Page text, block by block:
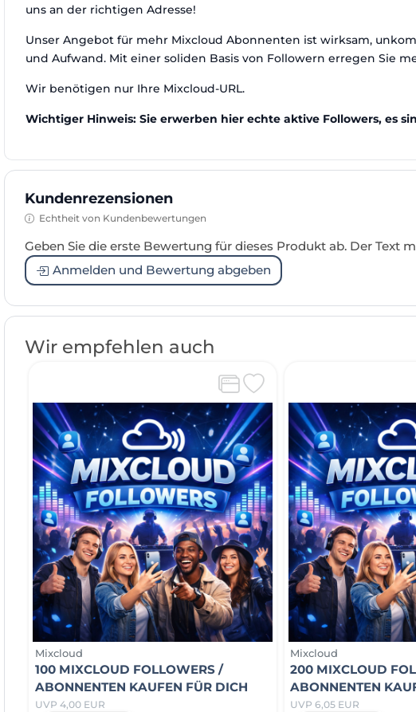
uns an der richtigen Adresse!
Unser Angebot für mehr Mixcloud Abonnenten ist wirksam,
und Aufwand. Mit einer soliden Basis von Followern erregen Sie
Wir benötigen nur Ihre Mixcloud-URL.
Wichtiger Hinweis: Sie erwerben hier echte aktive Followers, es
Kundenrezensionen
Echtheit von Kundenbewertungen
Geben Sie die erste Bewertung für dieses Produkt ab. Der Text
Anmelden und Bewertung abgeben
Wir empfehlen auch
Mixcloud
100 MIXCLOUD FOLLOWERS /
ABONNENTEN KAUFEN FÜR DICH
UVP 4,00 EUR
Mixcloud
200 MIXCLOUD
ABONNENTEN
UVP 6,05 EUR